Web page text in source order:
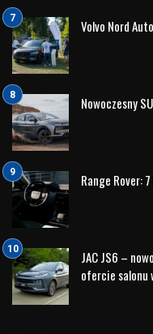
Volvo Nord
Nowoczesny
Range Rover:
JAC JS6 –
ofercie salonu